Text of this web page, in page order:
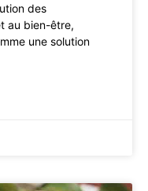
des
au bien-être,
une solution